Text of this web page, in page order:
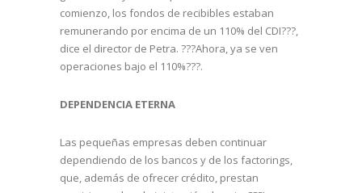
comienzo, los fondos de recibibles estaban
remunerando por encima de un 110% del CDI???,
dice el director de Petra. ???Ahora, ya se ven
operaciones bajo el 110%???.
DEPENDENCIA ETERNA
Las pequeñas empresas deben continuar
dependiendo de los bancos y de los factorings,
que, además de ofrecer crédito, prestan